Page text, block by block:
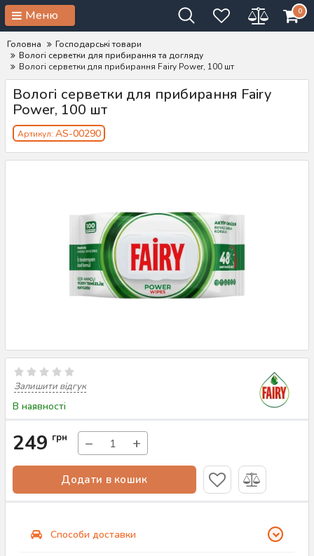
Меню 0
Головна
Господарські товари
Вологі серветки для прибирання та догляду
Вологі серветки для прибирання Fairy Power, 100 шт
Вологі серветки для прибирання Fairy
Power, 100 шт
Артикул: AS-00290
Залишити відгук
В наявності
249 грн − +
Додати в кошик
Способи доставки